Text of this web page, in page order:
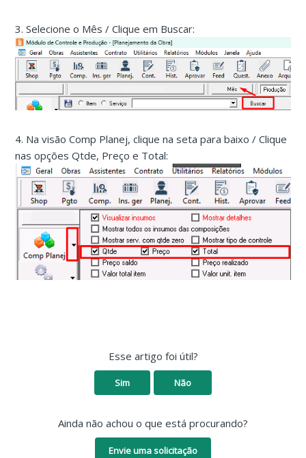
3. Selecione o Mês / Clique em Buscar:
4. Na visão Comp Planej, clique na seta para baixo / Clique
nas opções Qtde, Preço e Total:
Esse artigo foi útil?
Sim Não
Ainda não achou o que está procurando?
Envie uma solicitação